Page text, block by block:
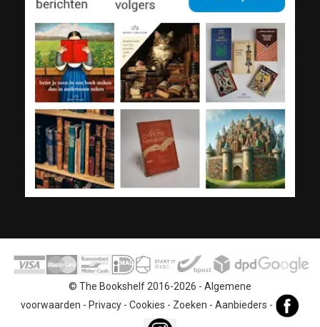
© The Bookshelf 2016-2026 - Algemene
voorwaarden - Privacy- Cookies - Zoeken - Aanbieders -